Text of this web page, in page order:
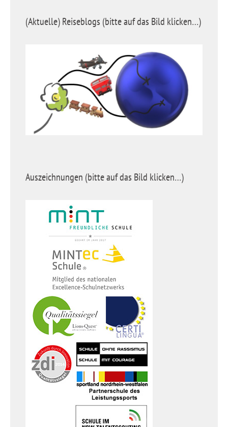
(Aktuelle) Reiseblogs (bitte auf das Bild klicken…)
Auszeichnungen (bitte auf das Bild klicken…)